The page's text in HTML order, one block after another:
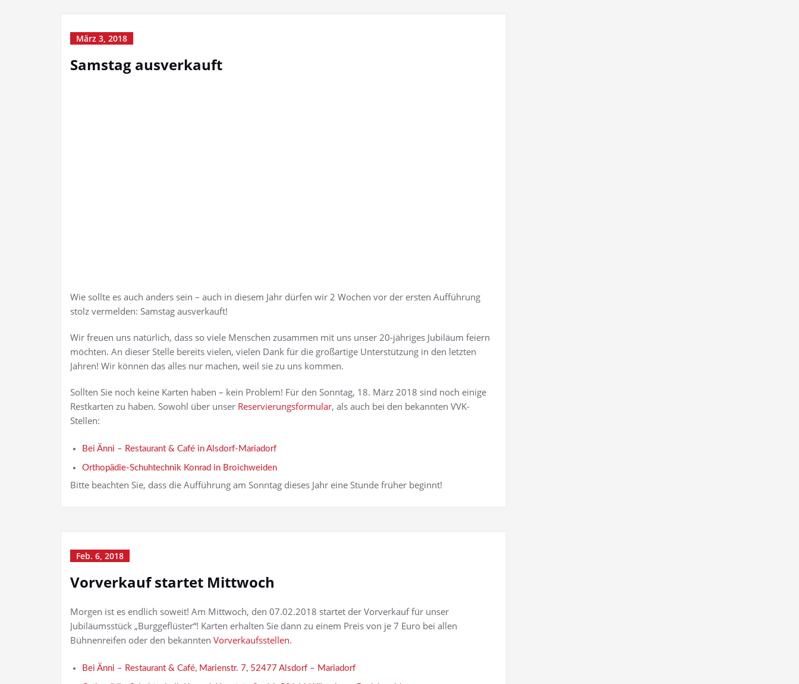
März 3, 2018
Samstag ausverkauft
Wie sollte es auch anders sein – auch in diesem Jahr dürfen wir 2 Wochen vor der ersten Aufführung
stolz vermelden: Samstag ausverkauft!
Wir freuen uns natürlich, dass so viele Menschen zusammen mit uns unser 20-jähriges Jubiläum feiern
möchten. An dieser Stelle bereits vielen, vielen Dank für die großartige Unterstützung in den letzten
Jahren! Wir können das alles nur machen, weil sie zu uns kommen.
Sollten Sie noch keine Karten haben – kein Problem! Für den Sonntag, 18. März 2018 sind noch einige
Restkarten zu haben. Sowohl über unser Reservierungsformular, als auch bei den bekannten VVK-
Stellen:
Bei Änni – Restaurant & Café in Alsdorf-Mariadorf
Orthopädie-Schuhtechnik Konrad in Broichweiden
Bitte beachten Sie, dass die Aufführung am Sonntag dieses Jahr eine Stunde früher beginnt!
Feb. 6, 2018
Vorverkauf startet Mittwoch
Morgen ist es endlich soweit! Am Mittwoch, den 07.02.2018 startet der Vorverkauf für unser
Jubiläumsstück „Burggeflüster“! Karten erhalten Sie dann zu einem Preis von je 7 Euro bei allen
Bühnenreifen oder den bekannten Vorverkaufsstellen.
Bei Änni – Restaurant & Café, Marienstr. 7, 52477 Alsdorf – Mariadorf